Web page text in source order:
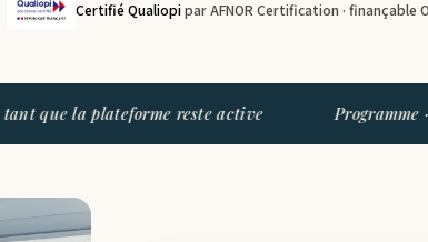
Certifié Qualiopipar AFNOR Certification · finançable
la plateforme reste active Programme · 9